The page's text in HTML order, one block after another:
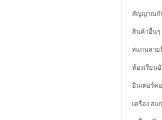
สัญญาณกั
สินค้าอื่นๆ
สแกนลาย
ห้องเรียนอั
อินเตอร์ค
เครื่อง สแ